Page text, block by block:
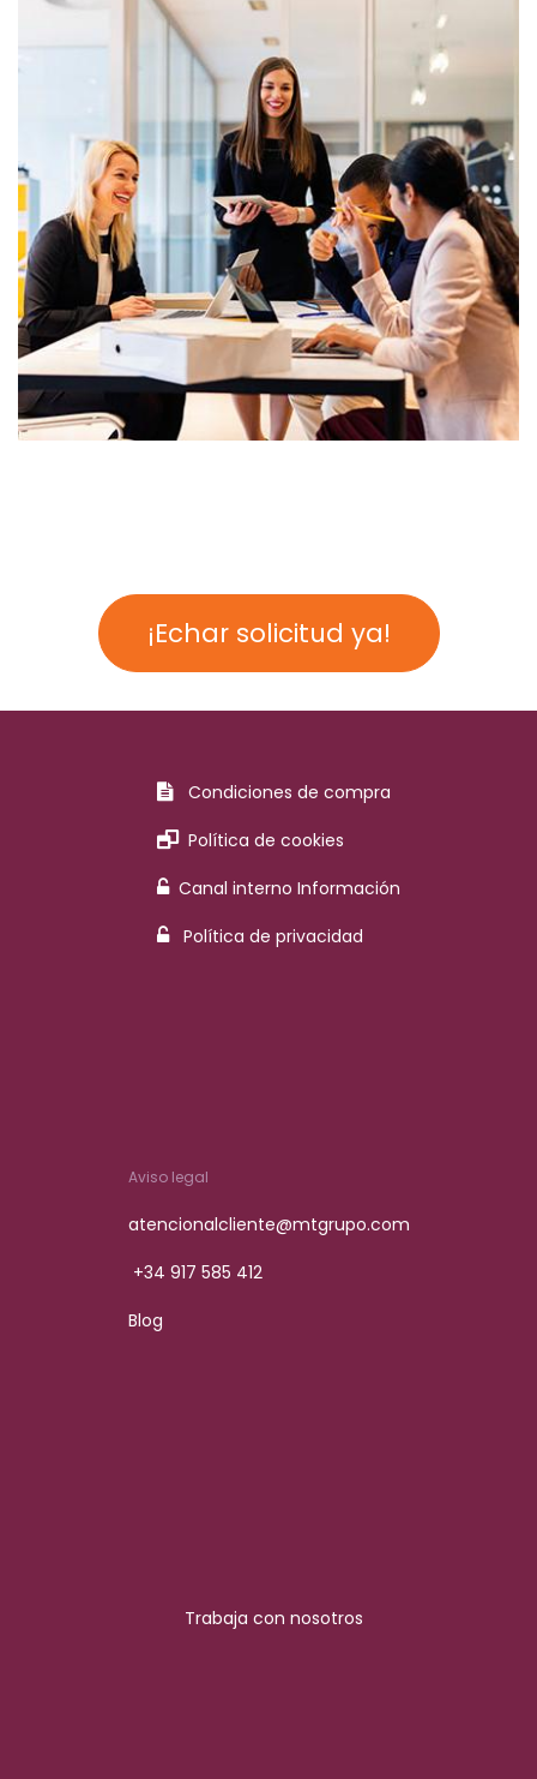
¡Echar solicitud ya!
Condiciones de compra
Política de cookies
Canal interno Información
Política de privacidad
Aviso legal
atencionalcliente@mtgrupo.com
+34 917 585 412
Blog
Trabaja con nosotros